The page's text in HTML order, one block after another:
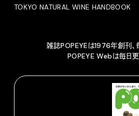
TOKYO NATURAL WINE HANDBOOK
雑誌POPEYEは1976年創刊、
POPEYE Webは毎日更